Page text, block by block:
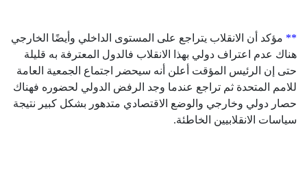
** مؤكد أن الانقلاب يتراجع على المستوى الداخلي وأيضًا الخارجي
هناك عدم اعتراف دولي بهذا الانقلاب فالدول المعترفة به قليلة
حتى إن الرئيس المؤقت أعلن أنه سيحضر اجتماع الجمعية العامة
للامم المتحدة ثم تراجع عندما وجد الرفض الدولي لحضوره فهناك
حصار دولي وخارجي والوضع الاقتصادي متدهور بشكل كبير نتيجة
سياسات الانقلابيين الخاطئة.